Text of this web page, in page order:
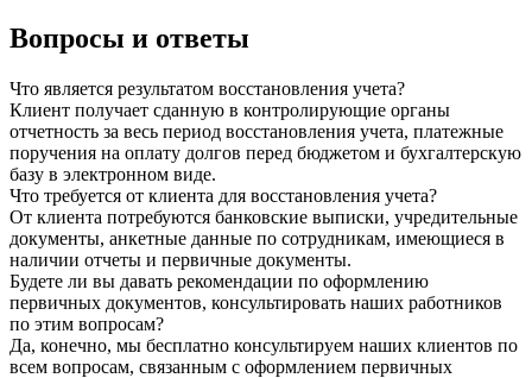
Вопросы и ответы
Что является результатом восстановления учета?
Клиент получает сданную в контролирующие органы
отчетность за весь период восстановления учета, платежные
поручения на оплату долгов перед бюджетом и бухгалтерскую
базу в электронном виде.
Что требуется от клиента для восстановления учета?
От клиента потребуются банковские выписки, учредительные
документы, анкетные данные по сотрудникам, имеющиеся в
наличии отчеты и первичные документы.
Будете ли вы давать рекомендации по оформлению
первичных документов, консультировать наших работников
по этим вопросам?
Да, конечно, мы бесплатно консультируем наших клиентов по
всем вопросам, связанным с оформлением первичных